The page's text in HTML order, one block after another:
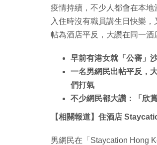
疫情持續，不少人都會在本
入住時沒有職員講生日快樂
帖為酒店平反，大讚在同一酒
早前有港女就「公審」
一名男網民出帖平反，
們打氣
不少網民都大讚：「欣
【相關報道】住酒店
男網民在「Staycation Hong